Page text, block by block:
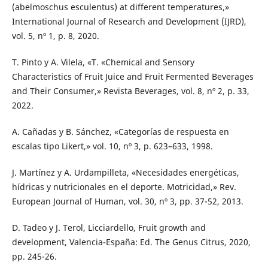
(abelmoschus esculentus) at different temperatures,»
International Journal of Research and Development (IJRD),
vol. 5, nº 1, p. 8, 2020.
T. Pinto y A. Vilela, «T. «Chemical and Sensory
Characteristics of Fruit Juice and Fruit Fermented Beverages
and Their Consumer,» Revista Beverages, vol. 8, nº 2, p. 33,
2022.
A. Cañadas y B. Sánchez, «Categorías de respuesta en
escalas tipo Likert,» vol. 10, nº 3, p. 623–633, 1998.
J. Martínez y A. Urdampilleta, «Necesidades energéticas,
hídricas y nutricionales en el deporte. Motricidad,» Rev.
European Journal of Human, vol. 30, nº 3, pp. 37-52, 2013.
D. Tadeo y J. Terol, Licciardello, Fruit growth and
development, Valencia-España: Ed. The Genus Citrus, 2020,
pp. 245-26.